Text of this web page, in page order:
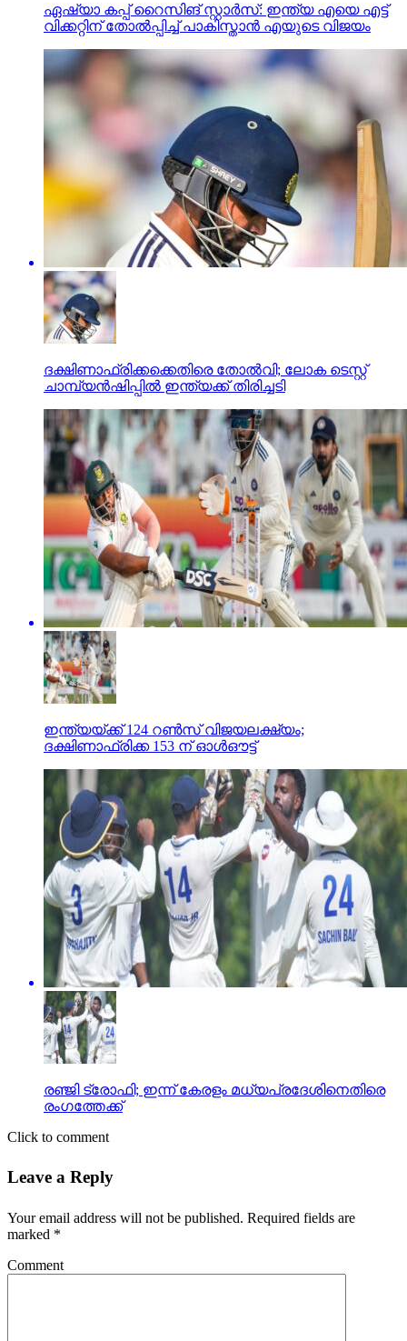
ഏഷ്യാ കപ്പ് റൈസിങ് സ്റ്റാര്‍സ്: ഇന്ത്യ എയെ എട്ട്
വിക്കറ്റിന് തോല്‍പ്പിച്ച് പാകിസ്താന്‍ എയുടെ വിജയം
ദക്ഷിണാഫ്രിക്കക്കെതിരെ തോല്‍വി; ലോക ടെസ്റ്റ്
ചാമ്പ്യന്‍ഷിപ്പില്‍ ഇന്ത്യക്ക് തിരിച്ചടി
ഇന്ത്യയ്ക്ക് 124 റണ്‍സ് വിജയലക്ഷ്യം;
ദക്ഷിണാഫ്രിക്ക 153 ന് ഓള്‍ഔട്ട്
രഞ്ജി ട്രോഫി; ഇന്ന് കേരളം മധ്യപ്രദേശിനെതിരെ
രംഗത്തേക്ക്
Click to comment
Leave a Reply
Your email address will not be published. Required fields are
marked *
Comment